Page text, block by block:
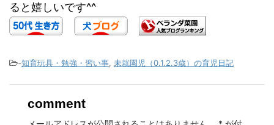
ると嬉しいです^^
-知育玩具・勉強・習い事, 未就園児（0.1.2.3歳）の育児日記
comment